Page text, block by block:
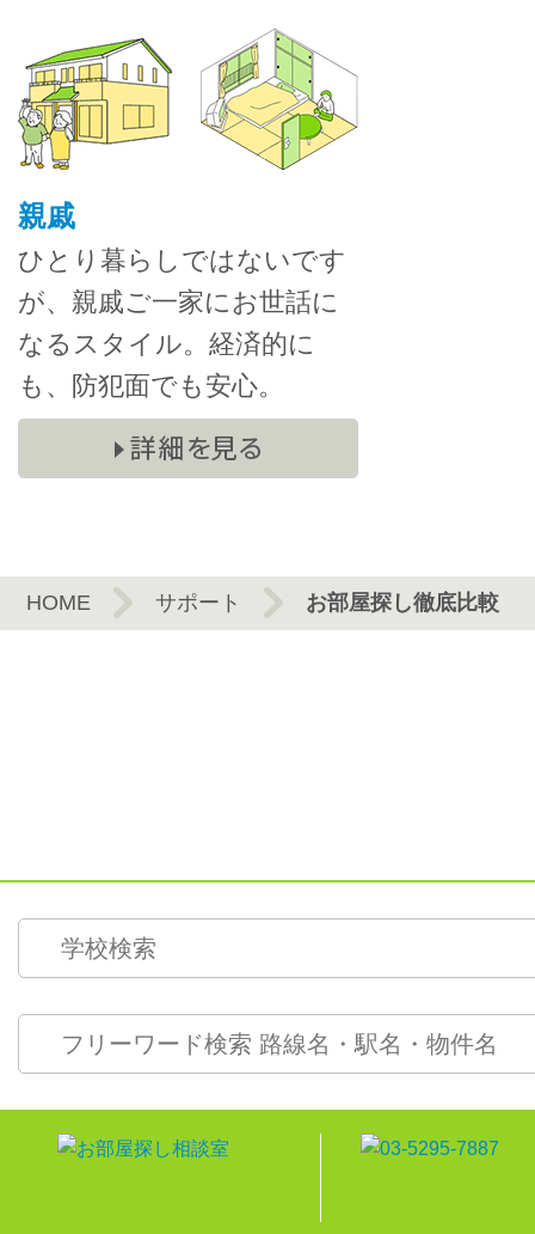
親戚
ひとり暮らしではないです
が、親戚ご一家にお世話に
なるスタイル。経済的に
も、防犯面でも安心。
HOME サポート お部屋探し徹底比較